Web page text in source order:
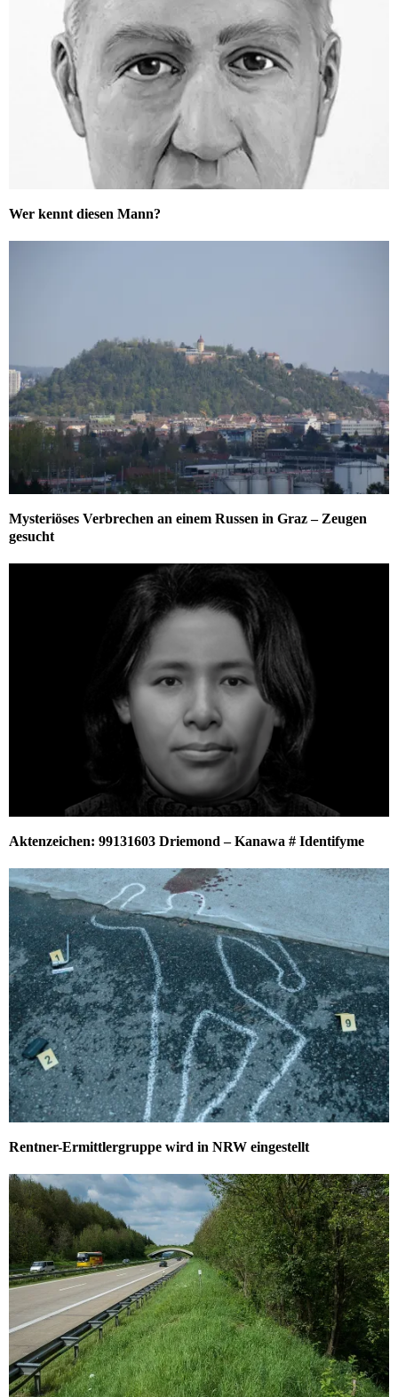
Wer kennt diesen Mann?
Mysteriöses Verbrechen an einem Russen in Graz – Zeugen
gesucht
Aktenzeichen: 99131603 Driemond – Kanawa # Identifyme
Rentner-Ermittlergruppe wird in NRW eingestellt